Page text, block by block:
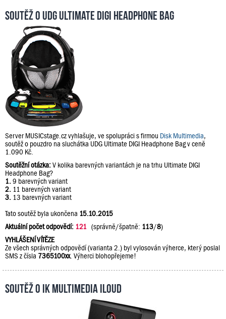
Soutěž o UDG Ultimate DIGI Headphone Bag
Server MUSICstage.cz vyhlašuje, ve spolupráci s firmou Disk Multimedia,
soutěž o pouzdro na sluchátka UDG Ultimate DIGI Headphone Bag v ceně
1.090 Kč.
Soutěžní otázka:V kolika barevných variantách je na trhu Ultimate DIGI
Headphone Bag?
1. 9 barevných variant
2. 11 barevných variant
3. 13 barevných variant
Tato soutěž byla ukončena 15.10.2015
Aktuální počet odpovědí: 121 (správně/špatně: 113/8)
VYHLÁŠENÍ VÍTĚZE
Ze všech správných odpovědí (varianta 2.) byl vylosován výherce, který poslal
SMS z čísla 7365100xx. Výherci blohopřejeme!
Soutěž o IK Multimedia iLoud